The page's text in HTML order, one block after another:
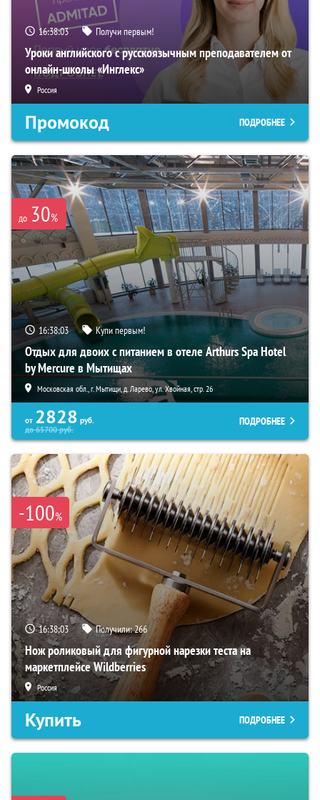
16:38:02 Получи первым!
Уроки английского с русскоязычным преподавателем от
онлайн-школы «Инглекс»
Россия
Промокод ПОДРОБНЕЕ
до 30%
16:38:02 Купи первым!
Отдых для двоих с питанием в отеле Arthurs Spa Hotel
by Mercure в Мытищах
Московская обл., г. Мытищи, д. Ларево, ул. Хвойная, стр. 26
от 2828 руб.
до65700руб.
ПОДРОБНЕЕ
-100%
16:38:02 Получили:266
Нож роликовый для фигурной нарезки теста на
маркетплейсе Wildberries
Россия
Купить ПОДРОБНЕЕ